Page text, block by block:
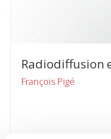
Radiodiffusion
François Pigé